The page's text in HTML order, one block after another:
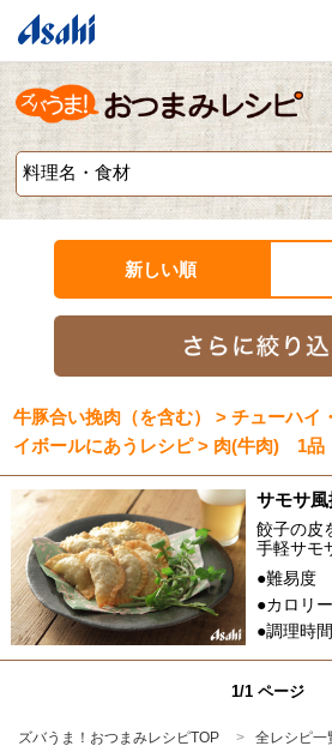
新しい順
牛豚合い挽肉（を含む） > チューハイ
イボールにあうレシピ > 肉(牛肉) 1品
サモサ
餃子の皮
手軽サモ
●難易度
●カロリー
●調理時間
1/1 ページ
ズバうま！おつまみレシピTOP 全レシピ一